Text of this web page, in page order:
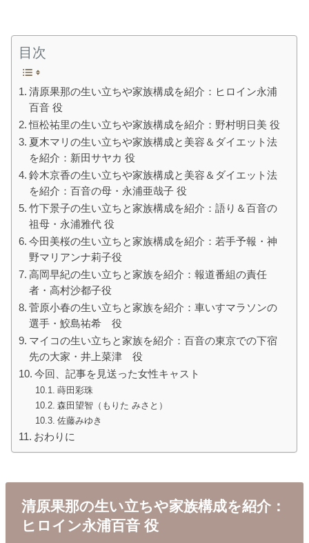
目次
清原果那の生い立ちや家族構成を紹介：ヒロイン永浦
百音 役
恒松祐里の生い立ちや家族構成を紹介：野村明日美 役
夏木マリの生い立ちや家族構成と美容＆ダイエット法
を紹介：新田サヤカ 役
鈴木京香の生い立ちや家族構成と美容＆ダイエット法
を紹介：百音の母・永浦亜哉子 役
竹下景子の生い立ちと家族構成を紹介：語り＆百音の
祖母・永浦雅代 役
今田美桜の生い立ちと家族構成を紹介：若手予報・神
野マリアンナ莉子役
高岡早紀の生い立ちと家族を紹介：報道番組の責任
者・高村沙都子役
菅原小春の生い立ちと家族を紹介：車いすマラソンの
選手・鮫島祐希 役
マイコの生い立ちと家族を紹介：百音の東京での下宿
先の大家・井上菜津 役
今回、記事を見送った女性キャスト
蒔田彩珠
森田望智（もりた みさと）
佐藤みゆき
おわりに
清原果那の生い立ちや家族構成を紹介：
ヒロイン永浦百音 役